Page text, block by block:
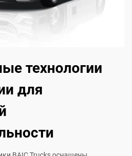
технологии
для